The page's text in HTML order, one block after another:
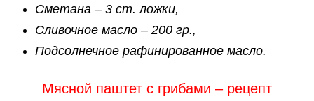
Сметана – 3 ст. ложки,
Сливочное масло – 200 гр.,
Подсолнечное рафинированное масло.
Мясной паштет с грибами – рецепт